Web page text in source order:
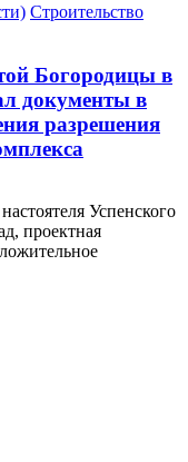
Строительство
Богородицы в
документы в
разрешения
Успенского
проектная